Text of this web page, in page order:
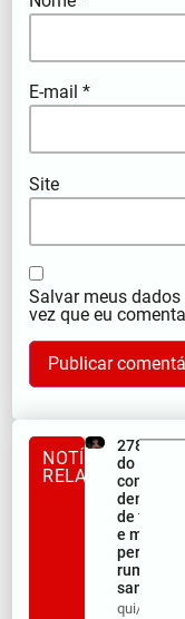
E-mail*
Site
Salvar meus
vez que eu
NOTÍCIAS
RELACIONADAS
278ª
do
começa
de fé,
e
peregrinos
rumo ao
santuário
qui/08/2026